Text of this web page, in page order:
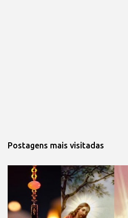
Postagens mais visitadas